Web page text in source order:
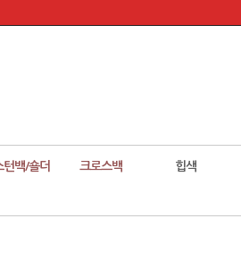
턴백/숄더 크로스백 힙색